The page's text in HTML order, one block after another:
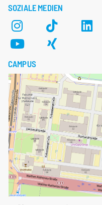
SOZIALE MEDIEN
CAMPUS